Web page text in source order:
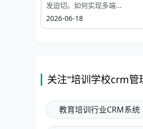
发迫切。如何实现多端...
2026-06-18
关注"培训学校crm管
教育培训行业CRM系统